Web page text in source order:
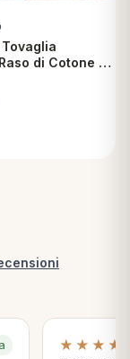
di Cotone 8